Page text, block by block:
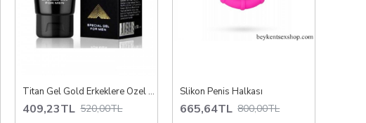
Titan Gel Gold Erkeklere Özel Bakım Jeli
409,23TL 520,00TL
Slikon Penis Halkası
665,64TL 800,00TL